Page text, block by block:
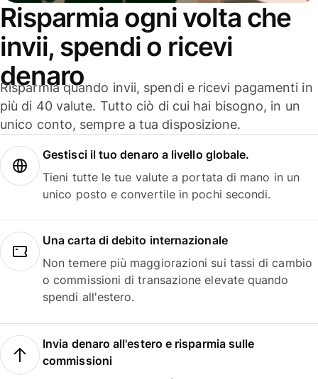
Risparmia ogni volta che
invii, spendi o ricevi
denaro
Risparmia quando invii, spendi e ricevi pagamenti in
più di 40 valute. Tutto ciò di cui hai bisogno, in un
unico conto, sempre a tua disposizione.
Gestisci il tuo denaro a livello globale.
Tieni tutte le tue valute a portata di mano in un
unico posto e convertile in pochi secondi.
Una carta di debito internazionale
Non temere più maggiorazioni sui tassi di cambio
o commissioni di transazione elevate quando
spendi all'estero.
Invia denaro all'estero e risparmia sulle
commissioni